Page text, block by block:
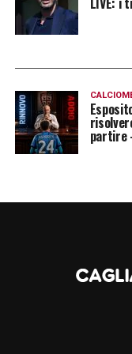
classe 2001
LA PLAYLIST
partire